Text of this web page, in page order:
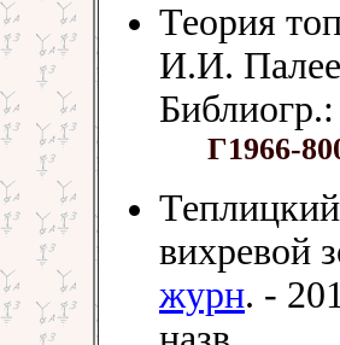
Теория
И.И.
Г1966-
вихревой
журн. -